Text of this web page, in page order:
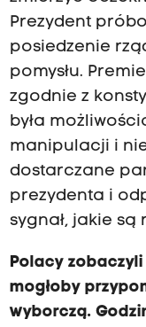
Prezydent
posiedzenie
pomysłu.
zgodnie z
była
manipulacji i
dostarczane
prezydenta i
sygnał, jakie są
Polacy
mogłoby
wyborczą.